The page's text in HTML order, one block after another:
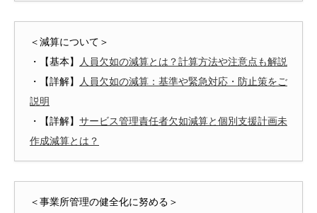
＜減算について＞
・【基本】
人員欠如の減算とは？計算方法や注意点も解説
・【詳解】
人員欠如の減算：基準や緊急対応・防止策をご
説明
・【詳解】 サービス管理責任者欠如減算と個別支援計画未
作成減算とは？
＜事業所管理の健全化に努める＞